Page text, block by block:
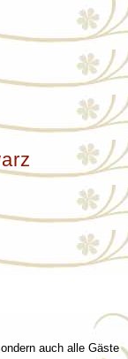
auch alle Gäste